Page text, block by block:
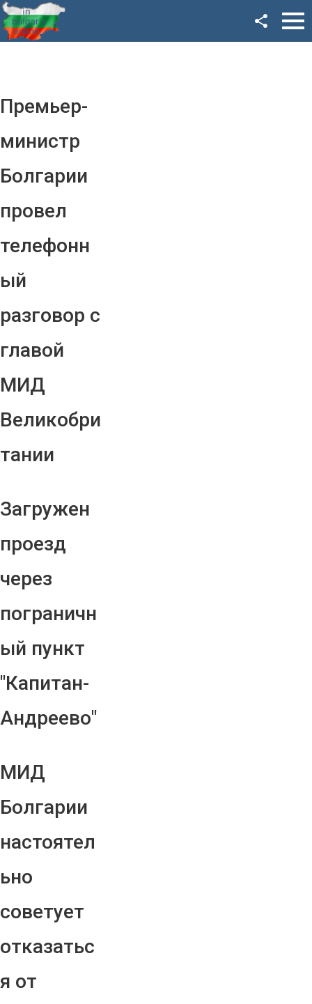
Премьер-
министр
Болгарии
провел
телефонн
ый
разговор с
главой
МИД
Великобри
тании
Загружен
проезд
через
пограничн
ый пункт
"Капитан-
Андреево"
МИД
Болгарии
настоятел
ьно
советует
отказатьс
я от